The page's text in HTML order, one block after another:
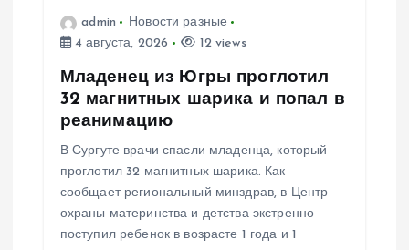
admin
Новости разные
4 августа, 2026
12 views
Младенец из Югры проглотил
32 магнитных шарика и попал в
реанимацию
В Сургуте врачи спасли младенца, который
проглотил 32 магнитных шарика. Как
сообщает региональный минздрав, в Центр
охраны материнства и детства экстренно
поступил ребенок в возрасте 1 года и 1